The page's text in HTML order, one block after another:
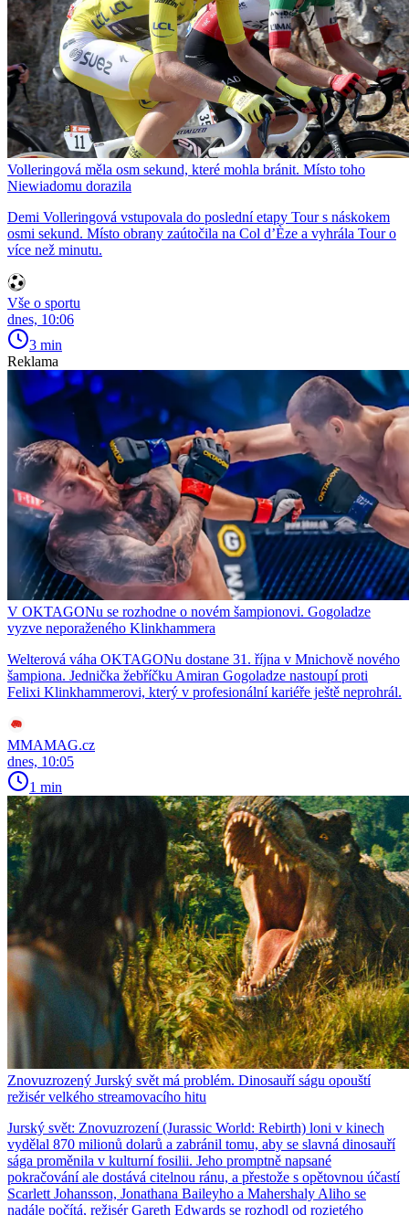
Volleringová měla osm sekund, které mohla bránit. Místo toho
Niewiadomu dorazila
Demi Volleringová vstupovala do poslední etapy Tour s náskokem
osmi sekund. Místo obrany zaútočila na Col d’Èze a vyhrála Tour o
více než minutu.
Vše o sportu
dnes, 10:06
3 min
Reklama
V OKTAGONu se rozhodne o novém šampionovi. Gogoladze
vyzve neporaženého Klinkhammera
Welterová váha OKTAGONu dostane 31. října v Mnichově nového
šampiona. Jednička žebříčku Amiran Gogoladze nastoupí proti
Felixi Klinkhammerovi, který v profesionální kariéře ještě neprohrál.
MMAMAG.cz
dnes, 10:05
1 min
Znovuzrozený Jurský svět má problém. Dinosauří ságu opouští
režisér velkého streamovacího hitu
Jurský svět: Znovuzrození (Jurassic World: Rebirth) loni v kinech
vydělal 870 milionů dolarů a zabránil tomu, aby se slavná dinosauří
sága proměnila v kulturní fosilii. Jeho promptně napsané
pokračování ale dostává citelnou ránu, a přestože s opětovnou účastí
Scarlett Johansson, Jonathana Baileyho a Mahershaly Aliho se
nadále počítá, režisér Gareth Edwards se rozhodl od rozjetého